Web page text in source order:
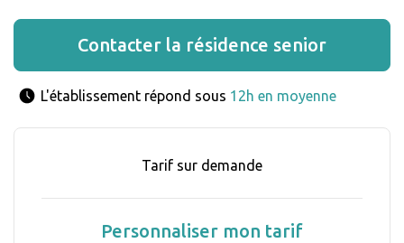
Contacter la résidence senior
L'établissement répond sous 12h en moyenne
Tarif sur demande
Personnaliser mon tarif